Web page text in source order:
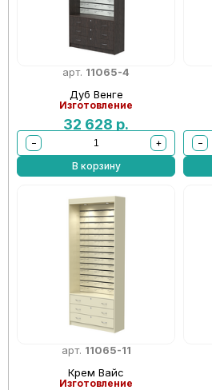
арт. 11065-4
Дуб Венге
Изготовление
32 628 р.
−
+
В корзину
−
арт. 11065-11
Крем Вайс
Изготовление